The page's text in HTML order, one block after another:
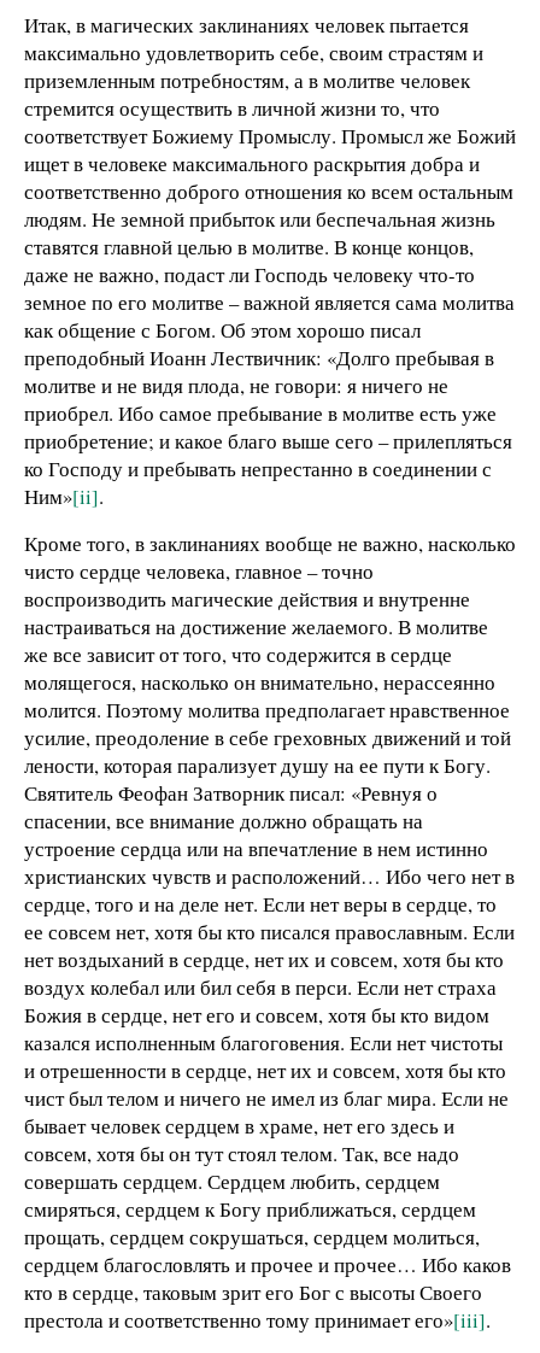
Итак, в магических заклинаниях человек пытается
максимально удовлетворить себе, своим страстям и
приземленным потребностям, а в молитве человек
стремится осуществить в личной жизни то, что
соответствует Божиему Промыслу. Промысл же Божий
ищет в человеке максимального раскрытия добра и
соответственно доброго отношения ко всем остальным
людям. Не земной прибыток или беспечальная жизнь
ставятся главной целью в молитве. В конце концов,
даже не важно, подаст ли Господь человеку что-то
земное по его молитве – важной является сама молитва
как общение с Богом. Об этом хорошо писал
преподобный Иоанн Лествичник: «Долго пребывая в
молитве и не видя плода, не говори: я ничего не
приобрел. Ибо самое пребывание в молитве есть уже
приобретение; и какое благо выше сего – прилепляться
ко Господу и пребывать непрестанно в соединении с
Ним»[ii].
Кроме того, в заклинаниях вообще не важно, насколько
чисто сердце человека, главное – точно
воспроизводить магические действия и внутренне
настраиваться на достижение желаемого. В молитве
же все зависит от того, что содержится в сердце
молящегося, насколько он внимательно, нерассеянно
молится. Поэтому молитва предполагает нравственное
усилие, преодоление в себе греховных движений и той
лености, которая парализует душу на ее пути к Богу.
Святитель Феофан Затворник писал: «Ревнуя о
спасении, все внимание должно обращать на
устроение сердца или на впечатление в нем истинно
христианских чувств и расположений… Ибо чего нет в
сердце, того и на деле нет. Если нет веры в сердце, то
ее совсем нет, хотя бы кто писался православным. Если
нет воздыханий в сердце, нет их и совсем, хотя бы кто
воздух колебал или бил себя в перси. Если нет страха
Божия в сердце, нет его и совсем, хотя бы кто видом
казался исполненным благоговения. Если нет чистоты
и отрешенности в сердце, нет их и совсем, хотя бы кто
чист был телом и ничего не имел из благ мира. Если не
бывает человек сердцем в храме, нет его здесь и
совсем, хотя бы он тут стоял телом. Так, все надо
совершать сердцем. Сердцем любить, сердцем
смиряться, сердцем к Богу приближаться, сердцем
прощать, сердцем сокрушаться, сердцем молиться,
сердцем благословлять и прочее и прочее… Ибо каков
кто в сердце, таковым зрит его Бог с высоты Своего
престола и соответственно тому принимает его»[iii].